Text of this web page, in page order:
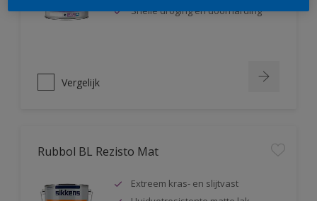
Snelle droging en doorharding
Vergelijk
Rubbol BL Rezisto Mat
Extreem kras- en slijtvast